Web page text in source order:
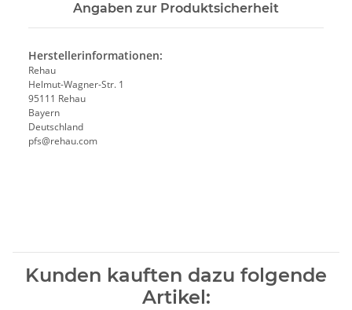
Angaben zur Produktsicherheit
Herstellerinformationen:
Rehau
Helmut-Wagner-Str. 1
95111 Rehau
Bayern
Deutschland
pfs@rehau.com
Kunden kauften dazu folgende
Artikel: